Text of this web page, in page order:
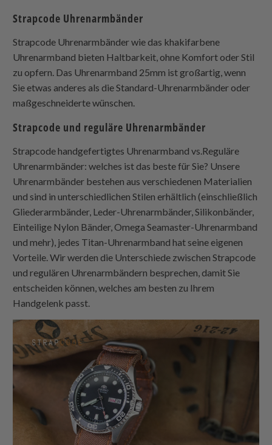
Strapcode Uhrenarmbänder
Strapcode Uhrenarmbänder wie das khakifarbene
Uhrenarmband bieten Haltbarkeit, ohne Komfort oder Stil
zu opfern. Das Uhrenarmband 25mm ist großartig, wenn
Sie etwas anderes als die Standard-Uhrenarmbänder oder
maßgeschneiderte wünschen.
Strapcode und reguläre Uhrenarmbänder
Strapcodehandgefertigtes Uhrenarmband vs.Reguläre
Uhrenarmbänder: welches ist das beste für Sie? Unsere
Uhrenarmbänder bestehen aus verschiedenen Materialien
und sind in unterschiedlichen Stilen erhältlich (einschließlich
Gliederarmbänder, Leder-Uhrenarmbänder, Silikonbänder,
Einteilige Nylon Bänder, Omega Seamaster-Uhrenarmband
und mehr), jedes Titan-Uhrenarmband hat seine eigenen
Vorteile. Wir werden die Unterschiede zwischenStrapcode
und regulären Uhrenarmbändern besprechen, damit Sie
entscheiden können, welches am besten zu Ihrem
Handgelenk passt.